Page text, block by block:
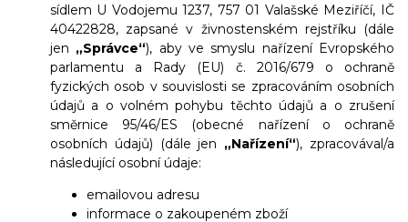
sídlem U Vodojemu 1237, 757 01 Valašské Meziříčí, IČ
40422828, zapsané v živnostenském rejstříku (dále
jen „Správce“), aby ve smyslu nařízení Evropského
parlamentu a Rady (EU) č. 2016/679 o ochraně
fyzických osob v souvislosti se zpracováním osobních
údajů a o volném pohybu těchto údajů a o zrušení
směrnice 95/46/ES (obecné nařízení o ochraně
osobních údajů) (dále jen „Nařízení“), zpracovával/a
následující osobní údaje:
emailovou adresu
informace o zakoupeném zboží